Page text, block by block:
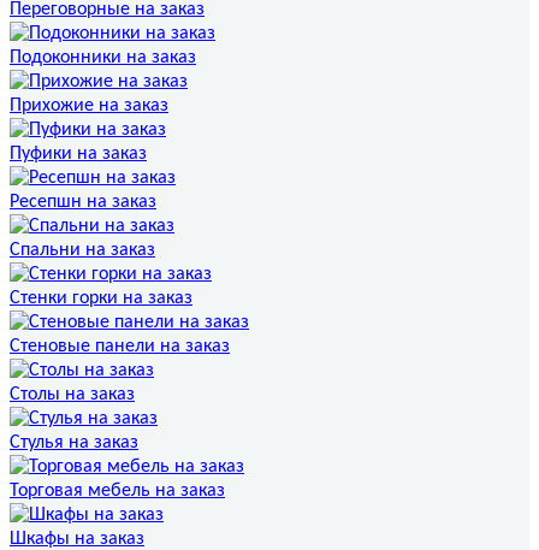
Переговорные на заказ
Подоконники на заказ
Прихожие на заказ
Пуфики на заказ
Ресепшн на заказ
Спальни на заказ
Стенки горки на заказ
Стеновые панели на заказ
Столы на заказ
Стулья на заказ
Торговая мебель на заказ
Шкафы на заказ